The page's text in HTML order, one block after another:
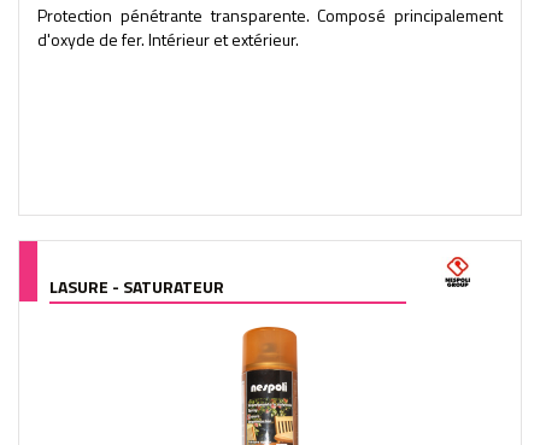
Protection pénétrante transparente. Composé principalement
d'oxyde de fer. Intérieur et extérieur.
LASURE - SATURATEUR